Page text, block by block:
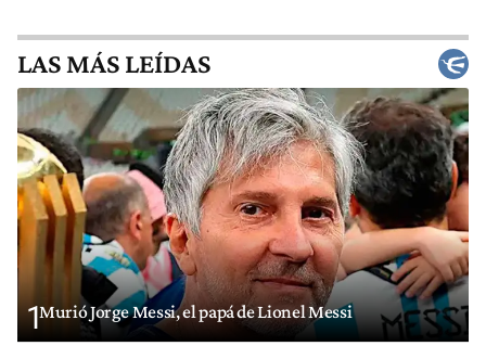
LAS MÁS LEÍDAS
1Murió Jorge Messi, el papá de Lionel Messi